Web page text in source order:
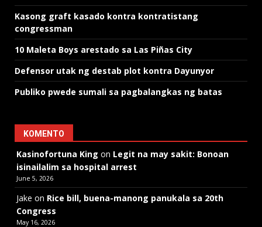
Kasong graft kasado kontra kontratistang
congressman
10 Maleta Boys arestado sa Las Piñas City
Defensor utak ng destab plot kontra Dayunyor
Publiko pwede sumali sa pagbalangkas ng batas
KOMENTO
Kasinofortuna King on Legit na may sakit: Bonoan
isinailalim sa hospital arrest
June 5, 2026
Jake on Rice bill, buena-manong panukala sa 20th
Congress
May 16, 2026